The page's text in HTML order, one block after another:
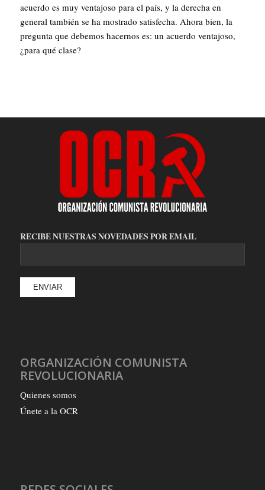
acuerdo es muy ventajoso para el país, y la derecha en
general también se ha mostrado satisfecha. Ahora bien, la
pregunta que debemos hacernos es: un acuerdo ventajoso,
¿para qué clase?
RECIBE NUESTRAS NOVEDADES POR EMAIL
ORGANIZACIÓN COMUNISTA
REVOLUCIONARIA
Quienes somos
Únete a la OCR